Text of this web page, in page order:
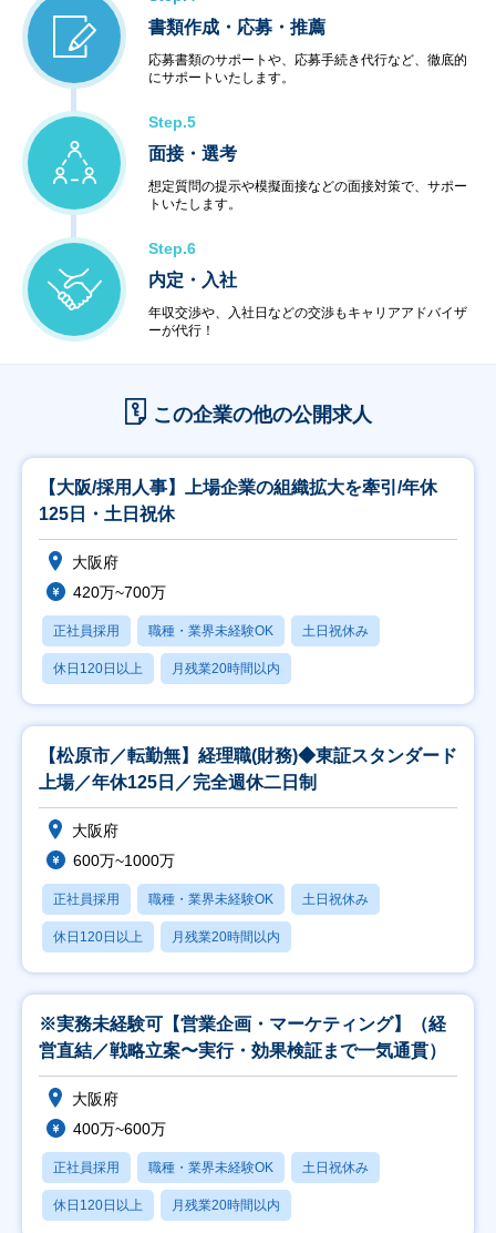
書類作成・応募・推薦
応募書類のサポートや、応募手続き代行など、徹底的
にサポートいたします。
Step.5
面接・選考
想定質問の提示や模擬面接などの面接対策で、サポー
トいたします。
Step.6
内定・入社
年収交渉や、入社日などの交渉もキャリアアドバイザ
ーが代行！
この企業の他の公開求人
【大阪/採用人事】上場企業の組織拡大を牽引/年休
125日・土日祝休
大阪府
420万~700万
正社員採用 職種・業界未経験OK 土日祝休み
休日120日以上 月残業20時間以内
【松原市／転勤無】経理職(財務)◆東証スタンダード
上場／年休125日／完全週休二日制
大阪府
600万~1000万
正社員採用 職種・業界未経験OK 土日祝休み
休日120日以上 月残業20時間以内
※実務未経験可【営業企画・マーケティング】（経
営直結／戦略立案〜実行・効果検証まで一気通貫）
大阪府
400万~600万
正社員採用 職種・業界未経験OK 土日祝休み
休日120日以上 月残業20時間以内